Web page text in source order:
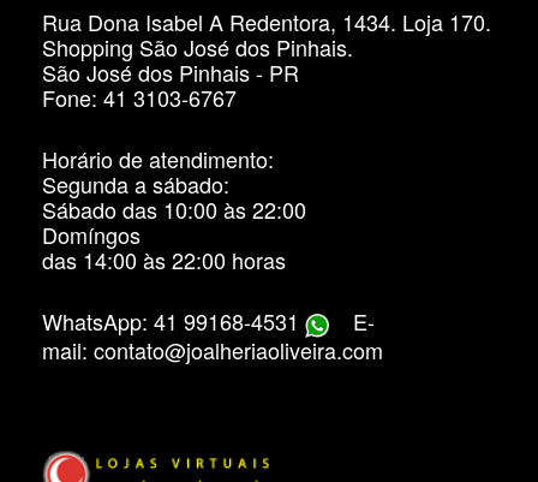
Rua Dona Isabel A Redentora, 1434. Loja 170.
Shopping São José dos Pinhais.
São José dos Pinhais - PR
Fone: 41 3103-6767
Horário de atendimento:
Segunda a sábado:
Sábado das 10:00 às 22:00
Domíngos
das 14:00 às 22:00 horas
WhatsApp: 41 99168-4531
E-
mail: contato@joalheriaoliveira.com